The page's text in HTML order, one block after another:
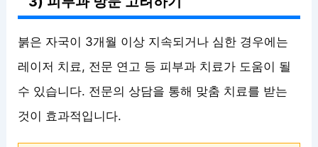
붉은 자국이 3개월 이상 지속되거나 심한 경우에는
레이저 치료, 전문 연고 등 피부과 치료가 도움이 될
수 있습니다. 전문의 상담을 통해 맞춤 치료를 받는
것이 효과적입니다.